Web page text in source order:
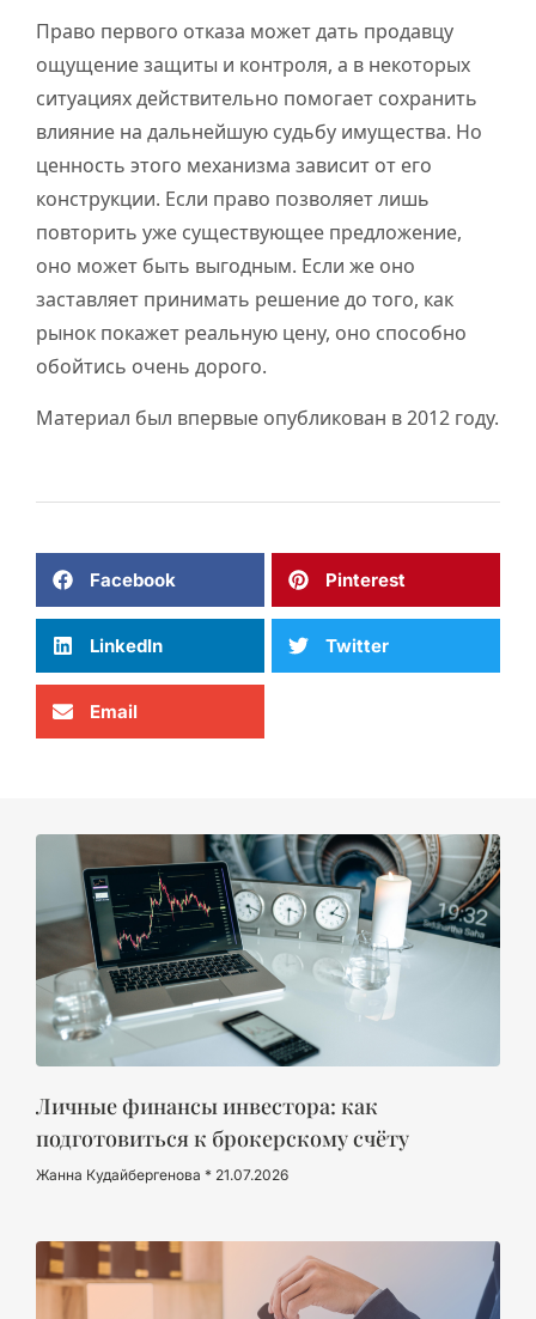
Право первого отказа может дать продавцу
ощущение защиты и контроля, а в некоторых
ситуациях действительно помогает сохранить
влияние на дальнейшую судьбу имущества. Но
ценность этого механизма зависит от его
конструкции. Если право позволяет лишь
повторить уже существующее предложение,
оно может быть выгодным. Если же оно
заставляет принимать решение до того, как
рынок покажет реальную цену, оно способно
обойтись очень дорого.
Материал был впервые опубликован в 2012 году.
Facebook Pinterest
LinkedIn Twitter
Email
Личные финансы инвестора: как
подготовиться к брокерскому счёту
Жанна Кудайбергенова 21.07.2026